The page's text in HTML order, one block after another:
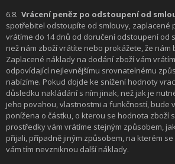
6.8. Vrácení peněz po odstoupení od
spotřebitel odstoupíte od smlouvy, zaplacené
vrátíme do 14 dnů od doručení odstoupení od
než nám zboží vrátíte nebo prokážete, že nám
Zaplacené náklady na dodání zboží vám
odpovídající nejlevnějšímu srovnatelnému
nabízíme. Pokud dojde ke snížení hodnoty
důsledku nakládání s ním jinak, než jak je
jeho povahou, vlastnostmi a funkčností, bude
ponížena o částku, o kterou se hodnota zboží
prostředky vám vrátíme stejným způsobem,
přijali, případně jiným způsobem, na kterém
vám tím nevzniknou další náklady.